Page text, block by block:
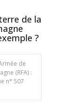
de la
?
de
(RFA) :
n° 507